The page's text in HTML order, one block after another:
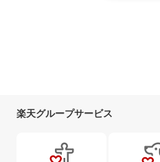
楽天グループサービス